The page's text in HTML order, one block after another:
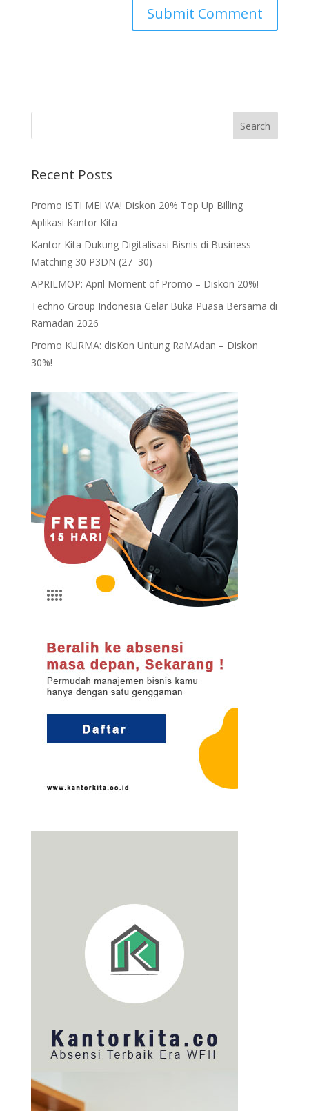
Recent Posts
Promo ISTI MEI WA! Diskon 20% Top Up Billing
Aplikasi Kantor Kita
Kantor Kita Dukung Digitalisasi Bisnis di Business
Matching 30 P3DN (27–30)
APRILMOP: April Moment of Promo – Diskon 20%!
Techno Group Indonesia Gelar Buka Puasa Bersama di
Ramadan 2026
Promo KURMA: disKon Untung RaMAdan – Diskon
30%!